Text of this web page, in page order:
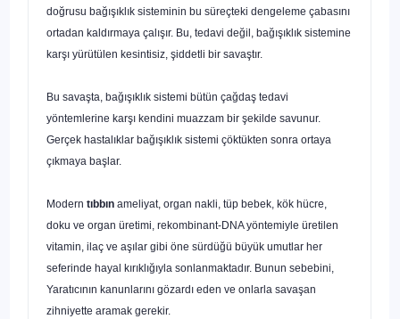
doğrusu bağışıklık sisteminin bu süreçteki dengeleme çabasını
ortadan kal­dırmaya çalışır. Bu, tedavi değil, bağışıklık sistemine
karşı yürütülen kesintisiz, şiddetli bir savaştır.
Bu savaşta, bağışıklık sistemi bütün çağdaş tedavi
yöntemlerine karşı kendini muazzam bir şekilde savunur.
Gerçek hastalıklar bağışıklık sistemi çöktükten sonra ortaya
çıkmaya başlar.
Modern tıbbın ameliyat, organ nakli, tüp bebek, kök hücre,
doku ve organ üretimi, rekombinant-DNA yöntemiyle üretilen
vitamin, ilaç ve aşılar gibi öne sürdüğü büyük umutlar her
seferinde hayal kırıklığıyla sonlanmaktadır. Bunun sebebini,
Yaratıcının kanunlarını gözardı eden ve onlarla savaşan
zihniyette aramak gerekir.